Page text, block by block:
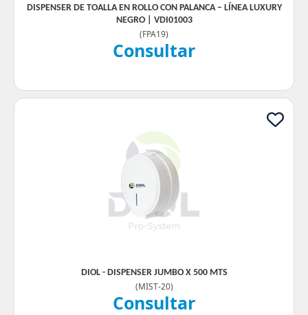
DISPENSER DE TOALLA EN ROLLO CON PALANCA – LÍNEA LUXURY
NEGRO | VDI01003
(FPA19)
Consultar
DIOL - DISPENSER JUMBO X 500 MTS
(MIST-20)
Consultar